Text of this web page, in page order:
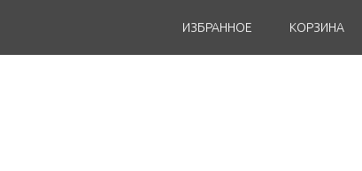
ИЗБРАННОЕ КОРЗИНА